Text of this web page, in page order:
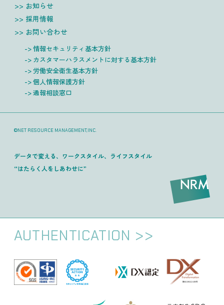
お知らせ
採用情報
お問い合わせ
情報セキュリティ基本方針
カスタマーハラスメントに対する基本方針
労働安全衛生基本方針
個人情報保護方針
通報相談窓口
©NET RESOURCE MANAGEMENT,INC.
データで変える、ワークスタイル、ライフスタイル
“はたらく人をしあわせに”
AUTHENTICATION